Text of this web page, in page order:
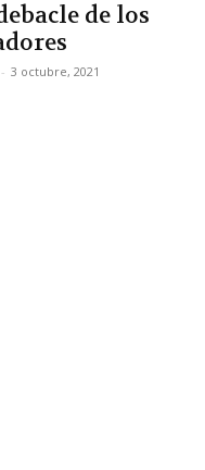
de los
- 3 octubre, 2021